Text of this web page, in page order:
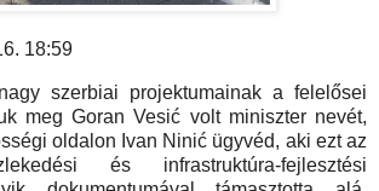
18:59
szerbiai projektumainak a felelősei
meg Goran Vesić volt miniszter nevét,
oldalon Ivan Ninić ügyvéd, aki ezt az
és infrastruktúra-fejlesztési